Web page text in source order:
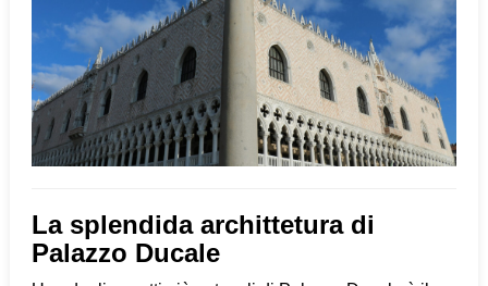
La splendida archittetura di
Palazzo Ducale